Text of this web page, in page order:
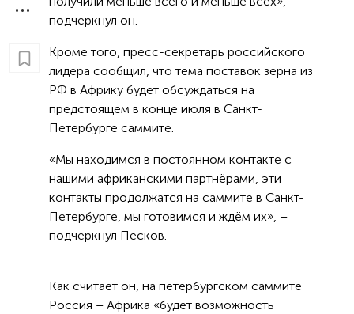
подчеркнул он.
Кроме того, пресс-секретарь российского
лидера сообщил, что тема поставок зерна из
РФ в Африку будет обсуждаться на
предстоящем в конце июля в Санкт-
Петербурге саммите.
«Мы находимся в постоянном контакте с
нашими африканскими партнёрами, эти
контакты продолжатся на саммите в Санкт-
Петербурге, мы готовимся и ждём их», –
подчеркнул Песков.
Как считает он, на петербургском саммите
Россия – Африка «будет возможность